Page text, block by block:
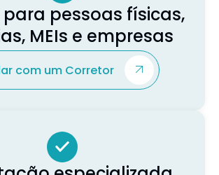
para pessoas físicas,
MEIs e empresas
com um Corretor